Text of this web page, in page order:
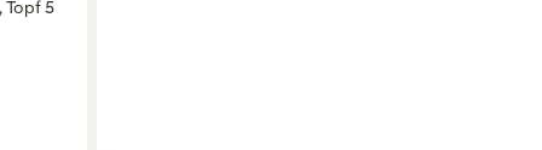
Topf 5